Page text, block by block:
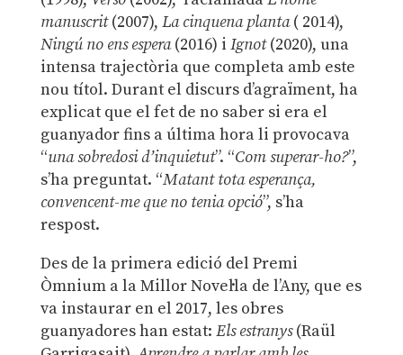
manuscrit(2007), La cinquena planta( 2014),
Ningú no ens espera(2016) i Ignot(2020), una
intensa trajectòria que completa amb este
nou títol. Durant el discurs d’agraïment, ha
explicat que el fet de no saber si era el
guanyador fins a última hora li provocava
“una sobredosi d’inquietut”. “Com superar-ho?”,
s’ha preguntat. “Matant tota esperança,
convencent-me que no tenia opció”, s’ha
respost.
Des de la primera edició del Premi
Òmnium a la Millor Novel·la de l’Any, que es
va instaurar en el 2017, les obres
guanyadores han estat: Els estranys(Raül